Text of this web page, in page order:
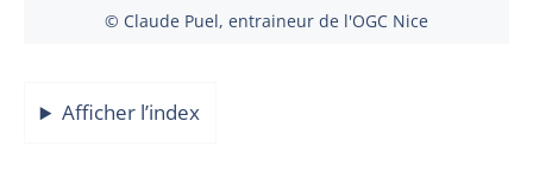
© Claude Puel, entraineur de l'OGC Nice
Afficher l’index